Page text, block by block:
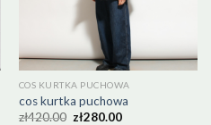
COS KURTKA PUCHOWA
cos kurtka puchowa
zł420.00 zł280.00